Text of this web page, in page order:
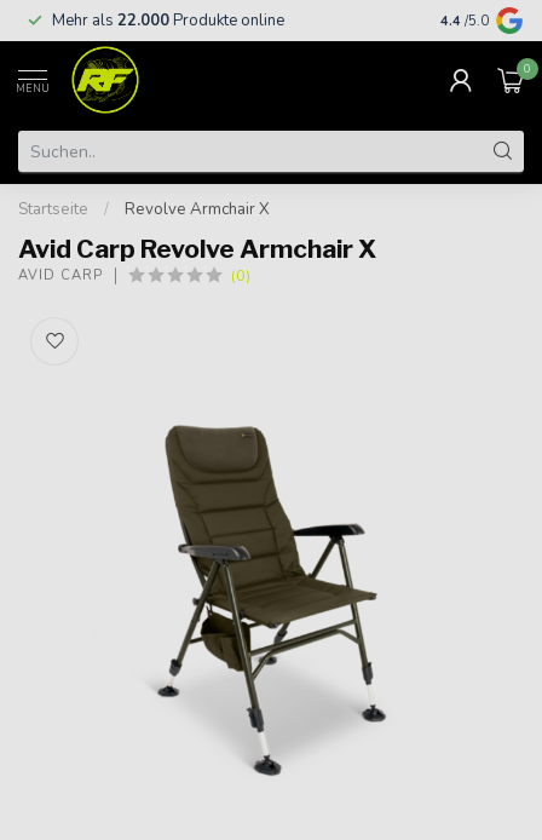
Mehr als 22.000Produkte online Kostenloser
€
4.4 /5.0
MENU
0
Startseite / Revolve Armchair X
Avid Carp Revolve Armchair X
AVID CARP (0)